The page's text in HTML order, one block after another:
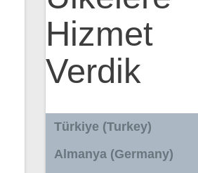
Hizmet
Verdik
Türkiye (Turkey)
Almanya (Germany)